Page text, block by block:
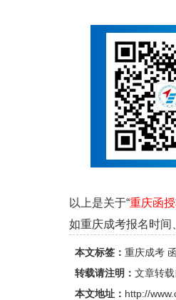
以上是关于“重庆函
如重庆成考报名时间
本文标签： 重庆成考
转载请注明： 文章转载
本文地址： http://